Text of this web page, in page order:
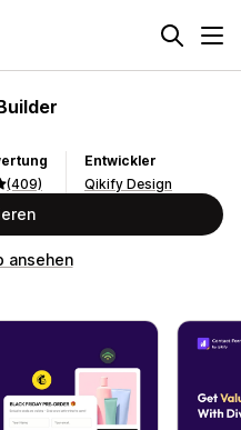
(409)
Entwickler
Qikify Design
ansehen